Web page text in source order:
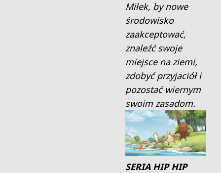
Miłek, by nowe
środowisko
zaakceptować,
znaleźć swoje
miejsce na ziemi,
zdobyć przyjaciół i
pozostać wiernym
swoim zasadom.
SERIA HIP HIP